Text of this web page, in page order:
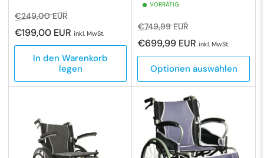
Normaler
Preis
€249,00 EURAusverkaufspreis
€199,00 EUR inkl. MwSt.
In den Warenkorb
legen
VORRÄTIG
Normaler
Preis
€749,99 EURAusverkaufspreis
€699,99 EUR inkl. MwSt.
Optionen auswählen